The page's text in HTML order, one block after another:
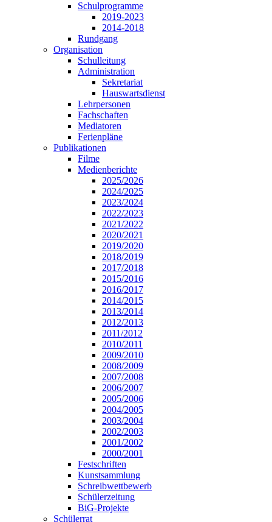
Schulprogramme
2019-2023
2014-2018
Rundgang
Organisation
Schulleitung
Administration
Sekretariat
Hauswartsdienst
Lehrpersonen
Fachschaften
Mediatoren
Ferienpläne
Publikationen
Filme
Medienberichte
2025/2026
2024/2025
2023/2024
2022/2023
2021/2022
2020/2021
2019/2020
2018/2019
2017/2018
2015/2016
2016/2017
2014/2015
2013/2014
2012/2013
2011/2012
2010/2011
2009/2010
2008/2009
2007/2008
2006/2007
2005/2006
2004/2005
2003/2004
2002/2003
2001/2002
2000/2001
Festschriften
Kunstsammlung
Schreibwettbewerb
Schülerzeitung
BiG-Projekte
Schülerrat